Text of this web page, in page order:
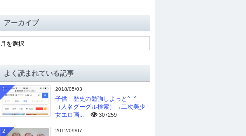
アーカイブ
ア
ー
ブよく読まれている記事
2018/05/03
子供「歴史の勉強しよっと^_^」
（人名グーグル検索）→二次美少
女エロ画...
307259
1
2012/09/07
2